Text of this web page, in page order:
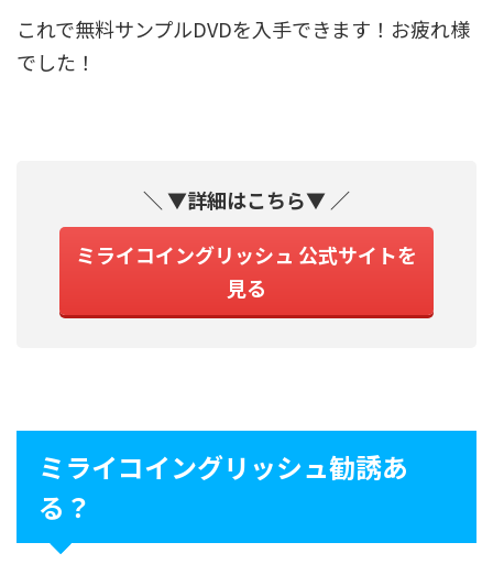
これで無料サンプルDVDを入手できます！お疲れ様
でした！
＼ ▼詳細はこちら▼ ／
ミライコイングリッシュ 公式サイトを
見る
ミライコイングリッシュ勧誘あ
る？